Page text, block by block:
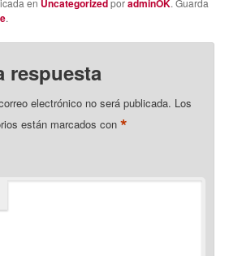
en UncategorizedporadminOK. Guarda
.
respuesta
electrónico no será publicada. Los
están marcados con*